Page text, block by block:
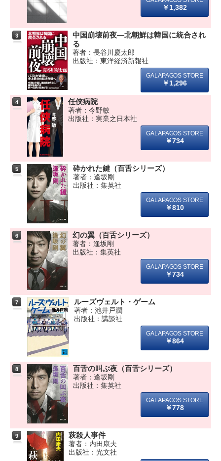
￥1,382
3
中国崩壊前夜―北朝鮮は韓国に統合され
る
著者：長谷川慶太郎
出版社：東洋経済新報社
￥1,296
4 任侠病院
著者：今野敏
出版社：実業之日本社
￥734
5 砕かれた鍵（百舌シリーズ）
著者：逢坂剛
出版社：集英社
￥810
6 幻の翼（百舌シリーズ）
著者：逢坂剛
出版社：集英社
￥734
7 ルーズヴェルト・ゲーム
著者：池井戸潤
出版社：講談社
￥864
8 百舌の叫ぶ夜（百舌シリーズ）
著者：逢坂剛
出版社：集英社
￥778
9 萩殺人事件
著者：内田康夫
出版社：光文社